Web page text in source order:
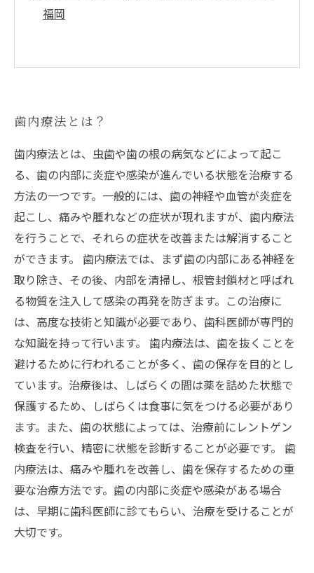
福岡
歯内療法とは？
歯内療法とは、虫歯や歯の根の病気などによって起こ
る、歯の内部に炎症や感染が進んでいる状態を治療する
方法の一つです。一般的には、歯の神経や血管が炎症を
起こし、痛みや腫れなどの症状が現れますが、歯内療法
を行うことで、それらの症状を改善または解消すること
ができます。 歯内療法では、まず歯の内部にある神経を
取り除き、その後、内部を清掃し、根管封鎖材と呼ばれ
る物質を注入して感染の再発を防ぎます。この治療に
は、高度な技術と知識が必要であり、歯科医師が専門的
な知識を持って行います。 歯内療法は、歯を抜くことを
避けるために行われることが多く、歯の保存を目的とし
ています。治療後は、しばらくの間は薬を詰めた状態で
保護するため、しばらくは食事に気をつける必要があり
ます。また、歯の状態によっては、治療前にレントゲン
検査を行い、精密に状態を診断することが必要です。 歯
内療法は、痛みや腫れを改善し、歯を保存するための重
要な治療方法です。歯の内部に炎症や感染がある場合
は、早期に歯科医師に診てもらい、治療を受けることが
大切です。